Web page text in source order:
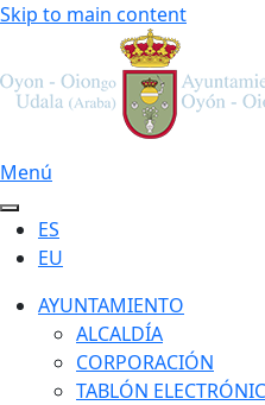
Skip to main content
Menú
ES
EU
AYUNTAMIENTO
ALCALDÍA
CORPORACIÓN
TABLÓN